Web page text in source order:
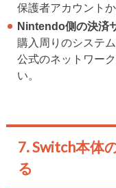
保護者アカウント
Nintendo側の決済
購入周りのシステ
公式のネットワー
い。
7. Switch本体
る